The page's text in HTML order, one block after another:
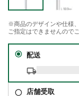
※商品のデザインや仕様
ご指定はできませんので
配送
店舗受取